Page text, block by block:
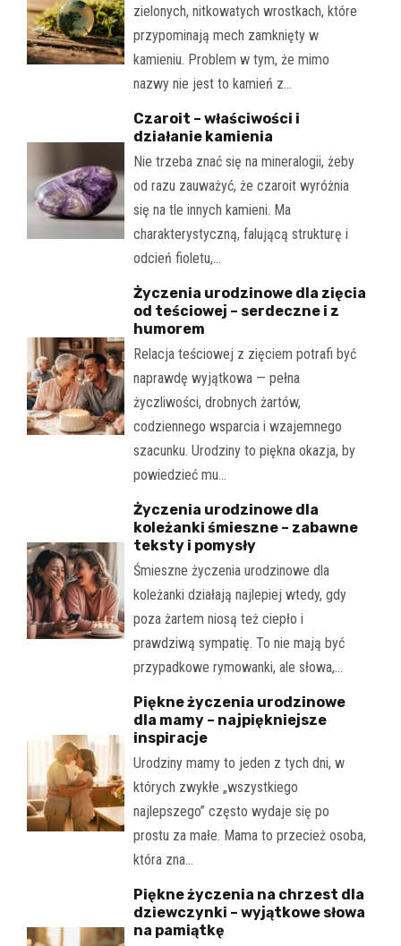
zielonych, nitkowatych wrostkach, które
przypominają mech zamknięty w
kamieniu. Problem w tym, że mimo
nazwy nie jest to kamień z…
Czaroit – właściwości i
działanie kamienia
Nie trzeba znać się na mineralogii, żeby
od razu zauważyć, że czaroit wyróżnia
się na tle innych kamieni. Ma
charakterystyczną, falującą strukturę i
odcień fioletu,…
Życzenia urodzinowe dla zięcia
od teściowej – serdeczne i z
humorem
Relacja teściowej z zięciem potrafi być
naprawdę wyjątkowa — pełna
życzliwości, drobnych żartów,
codziennego wsparcia i wzajemnego
szacunku. Urodziny to piękna okazja, by
powiedzieć mu…
Życzenia urodzinowe dla
koleżanki śmieszne – zabawne
teksty i pomysły
Śmieszne życzenia urodzinowe dla
koleżanki działają najlepiej wtedy, gdy
poza żartem niosą też ciepło i
prawdziwą sympatię. To nie mają być
przypadkowe rymowanki, ale słowa,…
Piękne życzenia urodzinowe
dla mamy – najpiękniejsze
inspiracje
Urodziny mamy to jeden z tych dni, w
których zwykłe „wszystkiego
najlepszego” często wydaje się po
prostu za małe. Mama to przecież osoba,
która zna…
Piękne życzenia na chrzest dla
dziewczynki – wyjątkowe słowa
na pamiątkę